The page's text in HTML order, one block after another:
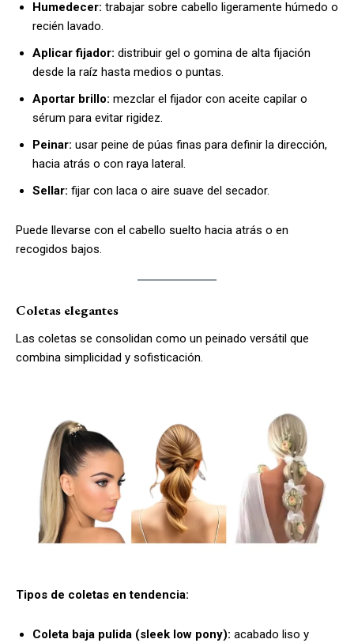
Humedecer: trabajar sobre cabello ligeramente húmedo o
recién lavado.
Aplicar fijador: distribuir gel o gomina de alta fijación
desde la raíz hasta medios o puntas.
Aportar brillo: mezclar el fijador con aceite capilar o
sérum para evitar rigidez.
Peinar: usar peine de púas finas para definir la dirección,
hacia atrás o con raya lateral.
Sellar: fijar con laca o aire suave del secador.
Puede llevarse con el cabello suelto hacia atrás o en
recogidos bajos.
Coletas elegantes
Las coletas se consolidan como un peinado versátil que
combina simplicidad y sofisticación.
Tipos de coletas en tendencia:
Coleta baja pulida (sleek low pony): acabado liso y